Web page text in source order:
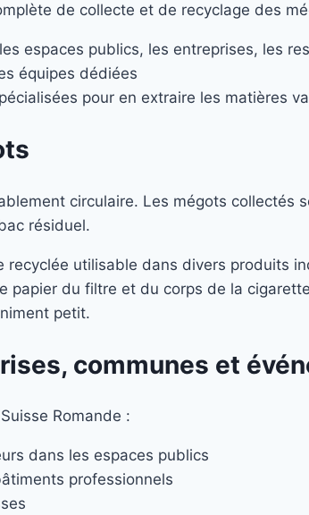
de collecte et de recyclage des
espaces publics, les entreprises, les
équipes dédiées
pour en extraire les matières
circulaire. Les mégots collectés
résiduel.
utilisable dans divers produits
papier du filtre et du corps de la
petit.
communes et
Romande :
dans les espaces publics
professionnels